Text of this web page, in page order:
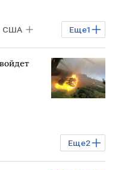
Еще1
США
Еще2
РФ